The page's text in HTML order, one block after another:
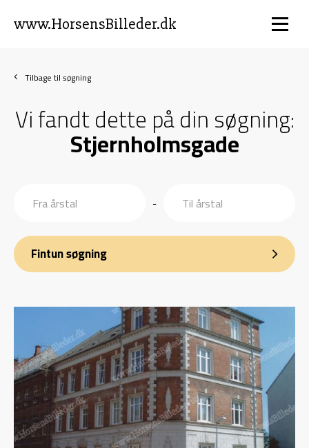
www.HorsensBilleder.dk
Tilbage til søgning
Vi fandt dette på din søgning:
Stjernholmsgade
-
Fintun søgning